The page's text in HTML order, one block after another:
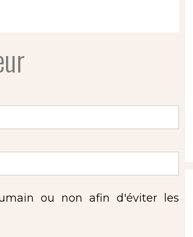
ou non afin d'éviter les